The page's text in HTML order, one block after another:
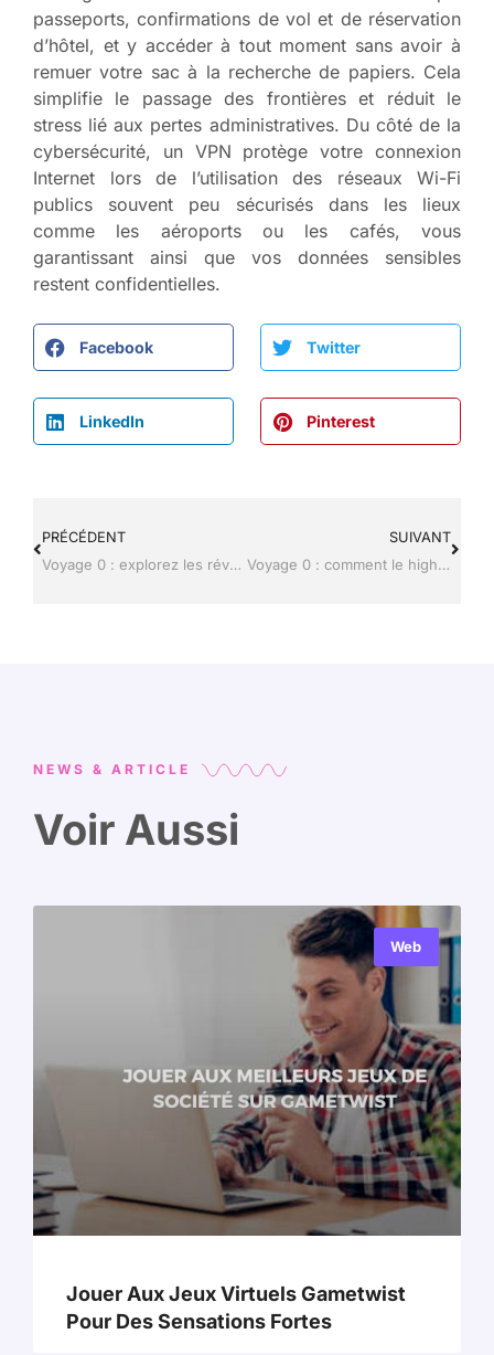
passeports, confirmations de vol et de réservation
d’hôtel, et y accéder à tout moment sans avoir à
remuer votre sac à la recherche de papiers. Cela
simplifie le passage des frontières et réduit le
stress lié aux pertes administratives. Du côté de la
cybersécurité, un VPN protège votre connexion
Internet lors de l’utilisation des réseaux Wi-Fi
publics souvent peu sécurisés dans les lieux
comme les aéroports ou les cafés, vous
garantissant ainsi que vos données sensibles
restent confidentielles.
Facebook Twitter
LinkedIn Pinterest
PRÉCÉDENT
Voyage 0 : explorez les révolutions high-tech qui transforment le tourisme
SUIVANT
Voyage 0 : comment le high-tech transforme nos escapades touristiques
NEWS & ARTICLE
Voir Aussi
Web
Jouer Aux Jeux Virtuels Gametwist
Pour Des Sensations Fortes